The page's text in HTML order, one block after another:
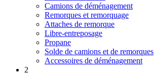
Camions de déménagement
Remorques et remorquage
Attaches de remorque
Libre-entreposage
Propane
Solde de camions et de remorques
Accessoires de déménagement
2